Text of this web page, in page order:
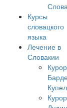
Курсы
словацкого
языка
Лечение в
Словакии